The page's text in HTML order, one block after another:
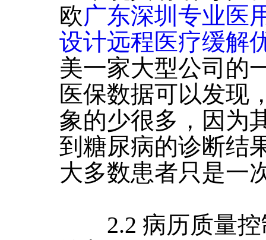
欧广东深圳专业医
设计远程医疗缓解
美一家大型公司的
医保数据可以发现
象的少很多，因为
到糖尿病的诊断结
大多数患者只是一
2.2 病历质量控